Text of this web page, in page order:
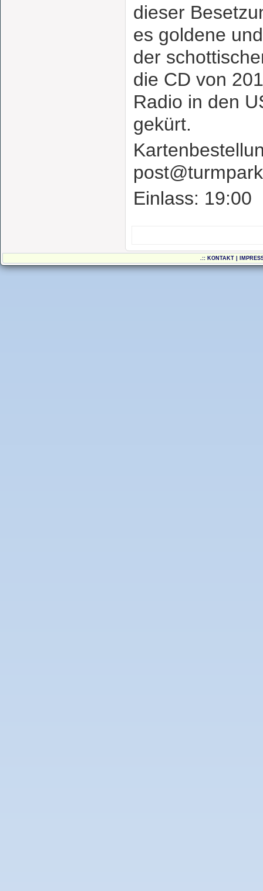
dieser
es goldene
der
die CD von
Radio in den
gekürt.
Einlass: 19:00
.:: KONTAKT|